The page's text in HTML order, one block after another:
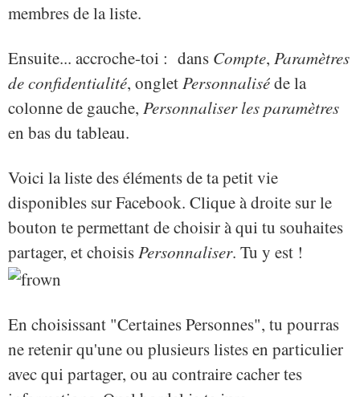
membres de la liste.
Ensuite... accroche-toi : dans Compte, Paramètres
de confidentialité, ongletPersonnaliséde la
colonne de gauche, Personnaliser les paramètres
en bas du tableau.
Voici la liste des éléments de ta petit vie
disponibles sur Facebook. Clique à droite sur le
bouton te permettant de choisir à qui tu souhaites
partager, et choisisPersonnaliser. Tu y est !
En choisissant "Certaines Personnes", tu pourras
ne retenir qu'une ou plusieurs listes en particulier
avec qui partager, ou au contraire cacher tes